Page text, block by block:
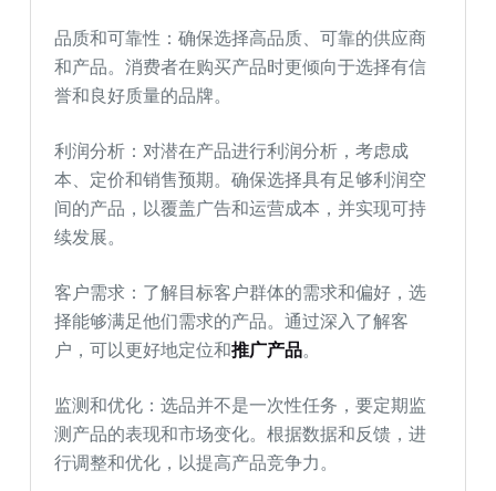
品质和可靠性：确保选择高品质、可靠的供应商
和产品。消费者在购买产品时更倾向于选择有信
誉和良好质量的品牌。
利润分析：对潜在产品进行利润分析，考虑成
本、定价和销售预期。确保选择具有足够利润空
间的产品，以覆盖广告和运营成本，并实现可持
续发展。
客户需求：了解目标客户群体的需求和偏好，选
择能够满足他们需求的产品。通过深入了解客
户，可以更好地定位和推广产品。
监测和优化：选品并不是一次性任务，要定期监
测产品的表现和市场变化。根据数据和反馈，进
行调整和优化，以提高产品竞争力。